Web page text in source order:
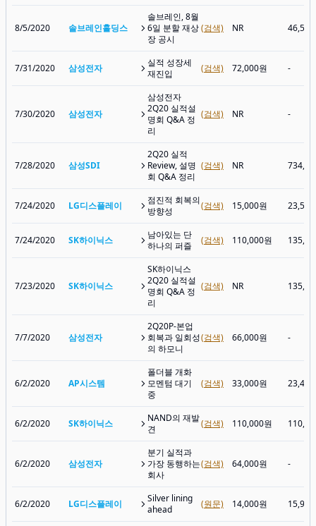
8/5/2020 솔브레인홀딩스
솔브레인, 8월
6일 분할 재상
장 공시
(검색) NR
7/31/2020 삼성전자
실적 성장세
재진입
(검색) 72,000원 -
7/30/2020 삼성전자
삼성전자
2Q20 실적설
명회 Q&A 정
리
(검색) NR -
7/28/2020 삼성SDI
2Q20 실적
Review, 설명
회 Q&A 정리
(검색) NR
7/24/2020 LG디스플레이
점진적 회복의
방향성
(검색) 15,000원
7/24/2020 SK하이닉스
남아있는 단
하나의 퍼즐
(검색) 110,000원
7/23/2020 SK하이닉스
SK하이닉스
2Q20 실적설
명회 Q&A 정
리
(검색) NR
7/7/2020 삼성전자
2Q20P-본업
회복과 일회성
의 하모니
(검색) 66,000원 -
6/2/2020 AP시스템
폴더블 개화
모멘텀 대기
중
(검색) 33,000원
6/2/2020 SK하이닉스
NAND의 재발
견
(검색) 110,000원
6/2/2020 삼성전자
분기 실적과
가장 동행하는
회사
(검색) 64,000원 -
6/2/2020 LG디스플레이
Silver lining
ahead
(원문) 14,000원